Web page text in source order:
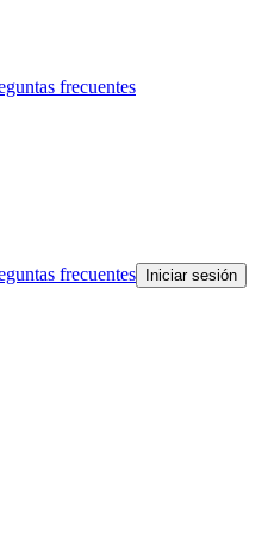
frecuentes
frecuentes Iniciar sesión